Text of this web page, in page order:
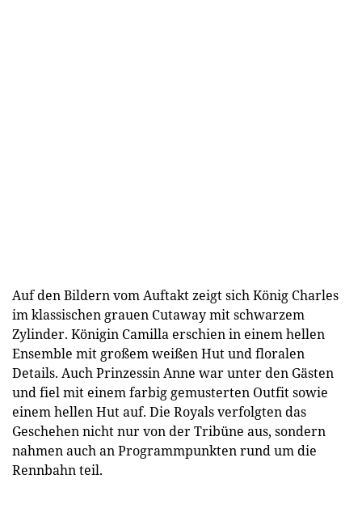
Auf den Bildern vom Auftakt zeigt sich König Charles
im klassischen grauen Cutaway mit schwarzem
Zylinder. Königin Camilla erschien in einem hellen
Ensemble mit großem weißen Hut und floralen
Details. Auch Prinzessin Anne war unter den Gästen
und fiel mit einem farbig gemusterten Outfit sowie
einem hellen Hut auf. Die Royals verfolgten das
Geschehen nicht nur von der Tribüne aus, sondern
nahmen auch an Programmpunkten rund um die
Rennbahn teil.